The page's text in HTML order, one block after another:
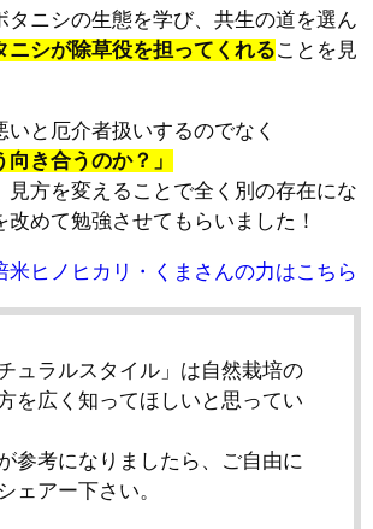
タニシの生態を学び、共生の道を選ん
ニシが除草役を担ってくれることを見
と厄介者扱いするのでなく
向き合うのか？」
見方を変えることで全く別の存在にな
改めて勉強させてもらいました！
米ヒノヒカリ・くまさんの力はこちら
ュラルスタイル」は自然栽培の
を広く知ってほしいと思ってい
参考になりましたら、ご自由に
ェアー下さい。